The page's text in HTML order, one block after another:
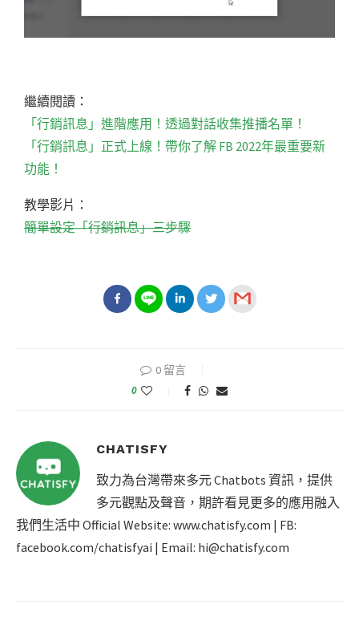
繼續閱讀：
「行銷訊息」進階應用！透過對話收集推播名單！
「行銷訊息」正式上線！帶你了解 FB 2022年最重要新
功能！
教學影片：
簡單設定「行銷訊息」三步驟
0 留言
0
CHATISFY
致力為台灣帶來多元 Chatbots 資訊，提供
多元觀點及聲音，期許看見更多的應用融入
我們生活中 Official Website: www.chatisfy.com | FB:
facebook.com/chatisfyai | Email: hi@chatisfy.com